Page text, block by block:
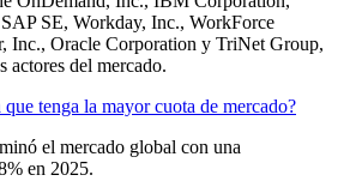
SE, Workday, Inc., WorkForce
Inc., Oracle Corporation y TriNet Group,
actores del mercado.
que tenga la mayor cuota de mercado?
el mercado global con una
en 2025.